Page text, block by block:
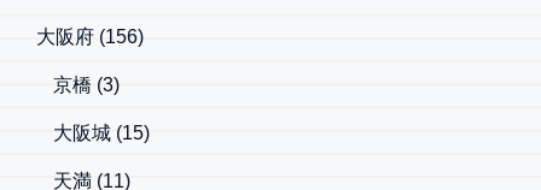
大阪府 (156)
京橋 (3)
大阪城 (15)
天満 (11)